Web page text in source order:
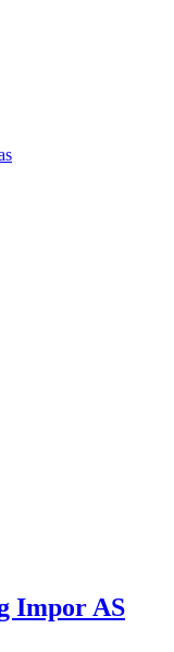
Impor AS